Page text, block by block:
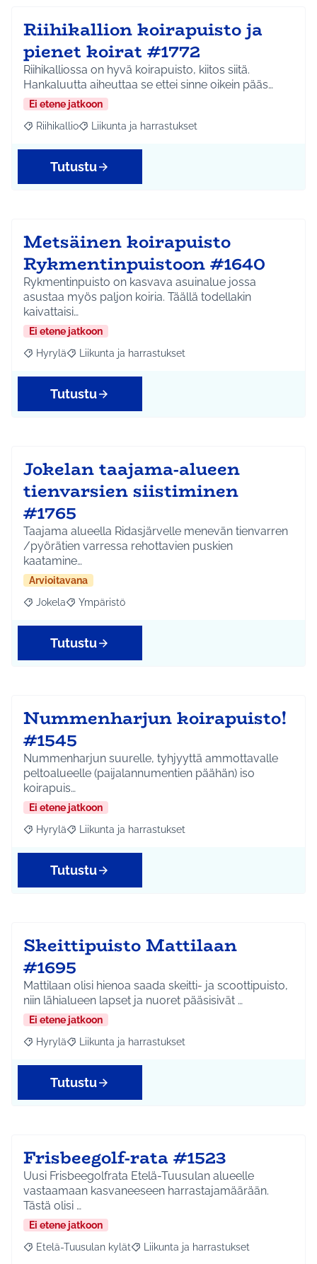
Riihikallion koirapuisto ja
pienet koirat #1772
Riihikalliossa on hyvä koirapuisto, kiitos siitä.
Hankaluutta aiheuttaa se ettei sinne oikein pääs…
Ei etene jatkoon
Rajaa tulokset aihepiirin mukaan: Riihikallio
Riihikallio Rajaa tulokset teeman mukaan: Liikunta ja
Liikunta ja harrastukset
Tutustu
Metsäinen koirapuisto
Rykmentinpuistoon #1640
Rykmentinpuisto on kasvava asuinalue jossa
asustaa myös paljon koiria. Täällä todellakin
kaivattaisi…
Ei etene jatkoon
Rajaa tulokset aihepiirin mukaan: Hyrylä
Hyrylä Rajaa tulokset teeman mukaan: Liikunta ja
Liikunta ja harrastukset
Tutustu
Jokelan taajama-alueen
tienvarsien siistiminen
#1765
Taajama alueella Ridasjärvelle menevän tienvarren
/pyörätien varressa rehottavien puskien
kaatamine…
Arvioitavana
Rajaa tulokset aihepiirin mukaan: Jokela
Jokela Rajaa tulokset teeman mukaan: Ympäristö
Ympäristö
Tutustu
Nummenharjun koirapuisto!
#1545
Nummenharjun suurelle, tyhjyyttä ammottavalle
peltoalueelle (paijalannumentien päähän) iso
koirapuis…
Ei etene jatkoon
Rajaa tulokset aihepiirin mukaan: Hyrylä
Hyrylä Rajaa tulokset teeman mukaan: Liikunta ja
Liikunta ja harrastukset
Tutustu
Skeittipuisto Mattilaan
#1695
Mattilaan olisi hienoa saada skeitti- ja scoottipuisto,
niin lähialueen lapset ja nuoret pääsisivät …
Ei etene jatkoon
Rajaa tulokset aihepiirin mukaan: Hyrylä
Hyrylä Rajaa tulokset teeman mukaan: Liikunta ja
Liikunta ja harrastukset
Tutustu
Frisbeegolf-rata #1523
Uusi Frisbeegolfrata Etelä-Tuusulan alueelle
vastaamaan kasvaneeseen harrastajamäärään.
Tästä olisi …
Ei etene jatkoon
Rajaa tulokset aihepiirin mukaan: Etelä-Tuusulan kylät
Etelä-Tuusulan kylät Rajaa tulokset teeman mukaan:
Liikunta ja harrastukset